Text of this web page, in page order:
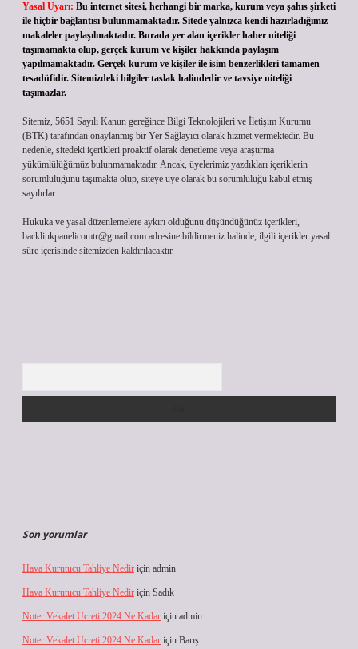
Yasal Uyarı: Bu internet sitesi, herhangi bir marka, kurum veya şahıs şirketi
ile hiçbir bağlantısı bulunmamaktadır. Sitede yalnızca kendi hazırladığımız
makaleler paylaşılmaktadır. Burada yer alan içerikler haber niteliği
taşımamakta olup, gerçek kurum ve kişiler hakkında paylaşım
yapılmamaktadır. Gerçek kurum ve kişiler ile isim benzerlikleri tamamen
tesadüfidir. Sitemizdeki bilgiler taslak halindedir ve tavsiye niteliği
taşımazlar.
Sitemiz, 5651 Sayılı Kanun gereğince Bilgi Teknolojileri ve İletişim Kurumu
(BTK) tarafından onaylanmış bir Yer Sağlayıcı olarak hizmet vermektedir. Bu
nedenle, sitedeki içerikleri proaktif olarak denetleme veya araştırma
yükümlülüğümüz bulunmamaktadır. Ancak, üyelerimiz yazdıkları içeriklerin
sorumluluğunu taşımakta olup, siteye üye olarak bu sorumluluğu kabul etmiş
sayılırlar.
Hukuka ve yasal düzenlemelere aykırı olduğunu düşündüğünüz içerikleri,
backlinkpanelicomtr@gmail.com adresine bildirmeniz halinde, ilgili içerikler yasal
süre içerisinde sitemizden kaldırılacaktır.
Son yorumlar
Hava Kurutucu Tahliye Nedir için admin
Hava Kurutucu Tahliye Nedir için Sadık
Noter Vekalet Ücreti 2024 Ne Kadar için admin
Noter Vekalet Ücreti 2024 Ne Kadar için Barış